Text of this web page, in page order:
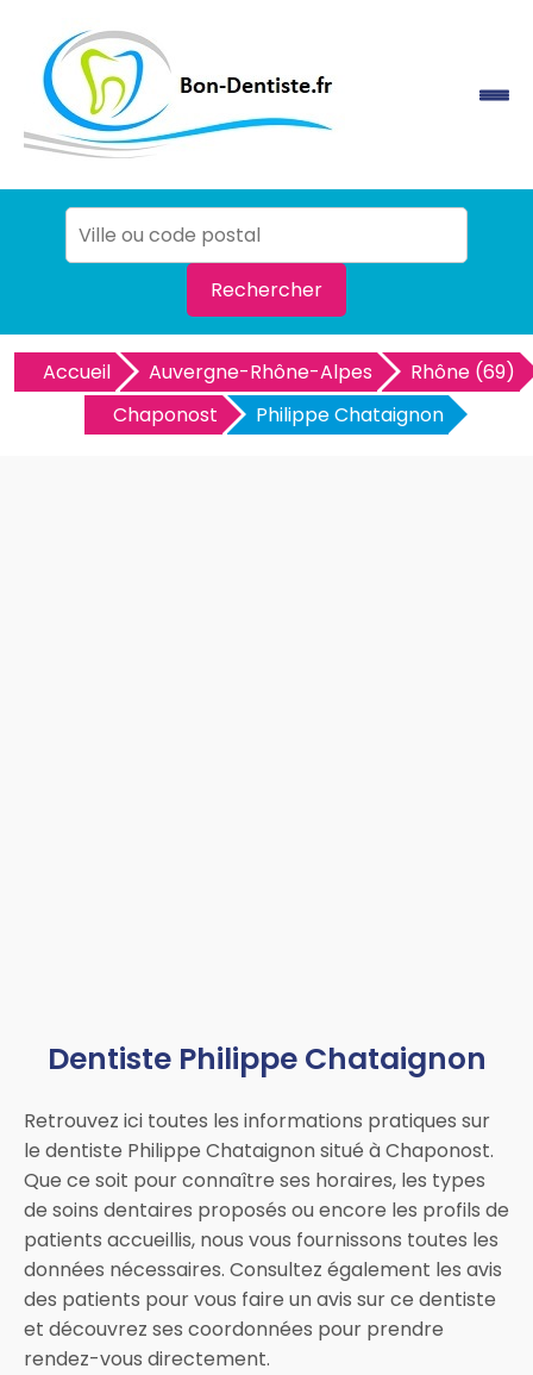
Rechercher
Accueil Auvergne-Rhône-Alpes
Rhône (69)
Chaponost
Philippe Chataignon
Dentiste Philippe Chataignon
Retrouvez ici toutes les informations pratiques sur
le dentiste Philippe Chataignon situé à Chaponost.
Que ce soit pour connaître ses horaires, les types
de soins dentaires proposés ou encore les profils de
patients accueillis, nous vous fournissons toutes les
données nécessaires. Consultez également les avis
des patients pour vous faire un avis sur ce dentiste
et découvrez ses coordonnées pour prendre
rendez-vous directement.